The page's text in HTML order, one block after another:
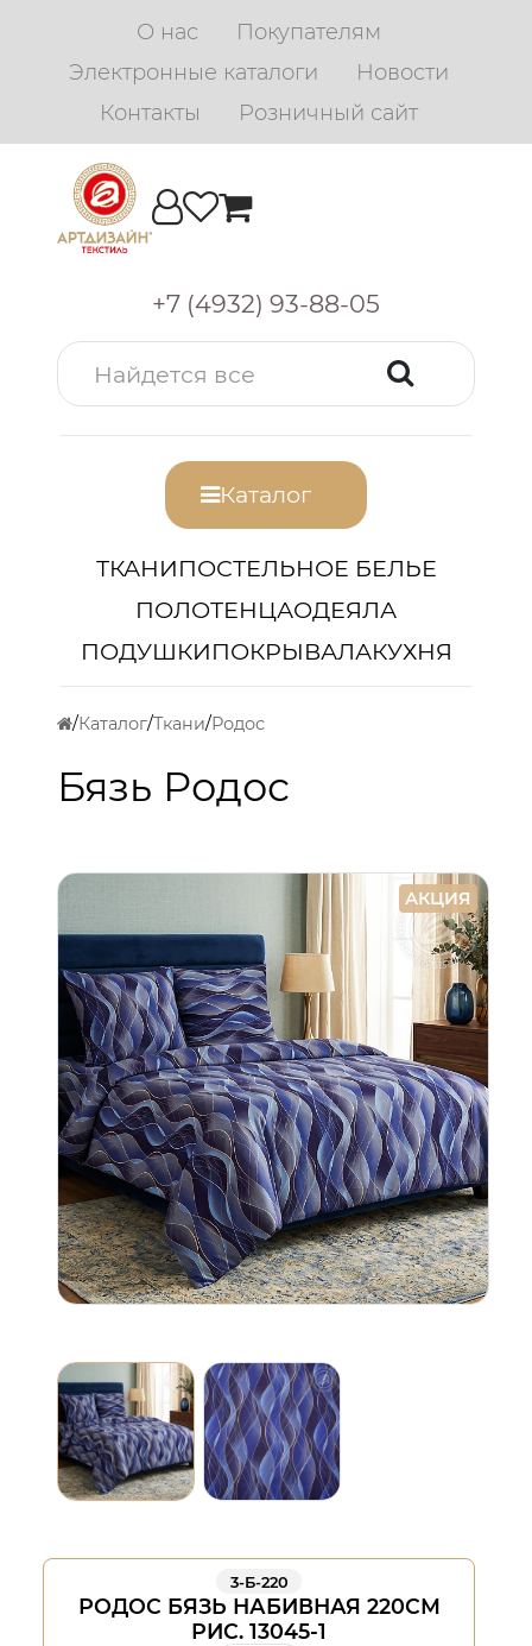
О нас
Покупателям
Электронные каталоги
Новости
Контакты
Розничный сайт
+7 (4932) 93-88-05
Каталог
ТКАНИПОСТЕЛЬНОЕ БЕЛЬЕ
ПОЛОТЕНЦАОДЕЯЛА
ПОДУШКИПОКРЫВАЛАКУХНЯ
Каталог Ткани Родос
Бязь Родос
АКЦИЯ
3-Б-220
РОДОС БЯЗЬ НАБИВНАЯ 220СМ
РИС. 13045-1